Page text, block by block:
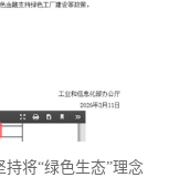
将“绿色生态”理念